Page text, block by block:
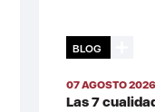
BLOG
07 AGOSTO 2026
Las 7